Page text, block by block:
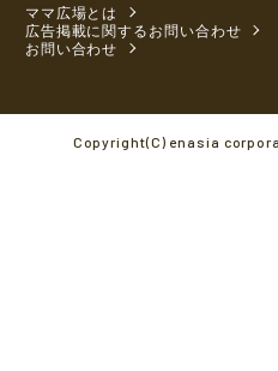
ママ広場とは
広告掲載に関するお問い合わせ
お問い合わせ
Copyright(C) enasia